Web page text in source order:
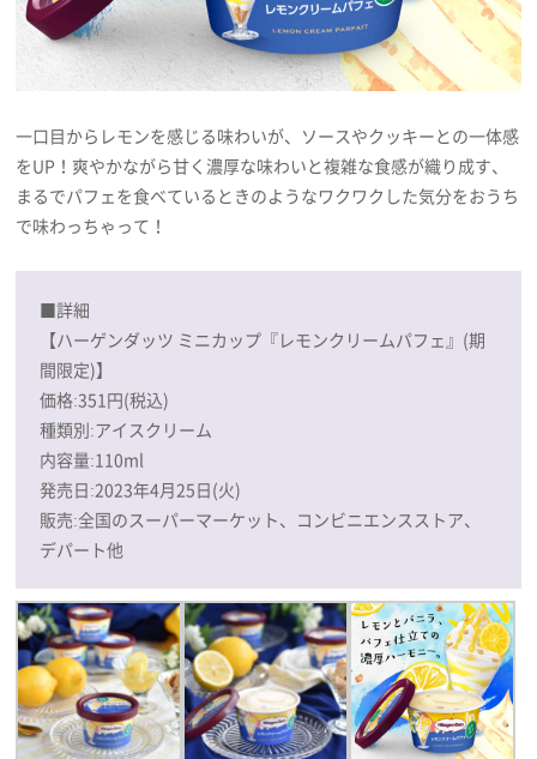
一口目からレモンを感じる味わいが、ソースやクッキーとの一体感
をUP！爽やかながら甘く濃厚な味わいと複雑な食感が織り成す、
まるでパフェを食べているときのようなワクワクした気分をおうち
で味わっちゃって！
■詳細
【ハーゲンダッツ ミニカップ『レモンクリームパフェ』(期
間限定)】
価格:351円(税込)
種類別:アイスクリーム
内容量:110ml
発売日:2023年4月25日(火)
販売:全国のスーパーマーケット、コンビニエンスストア、
デパート他​